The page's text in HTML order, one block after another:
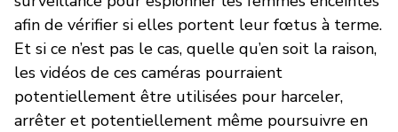
afin de vérifier si elles portent leur fœtus à terme.
Et si ce n’est pas le cas, quelle qu’en soit la raison,
les vidéos de ces caméras pourraient
potentiellement être utilisées pour harceler,
arrêter et potentiellement même poursuivre en